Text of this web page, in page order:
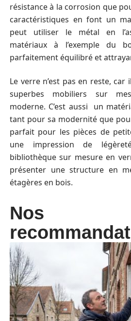
résistance à la corrosion que
caractéristiques en font un
peut utiliser le métal en
matériaux à l’exemple du
parfaitement équilibré et
Le verre n’est pas en reste,
superbes mobiliers sur
moderne. C’est aussi un
tant pour sa modernité que
parfait pour les pièces de
une impression de
bibliothèque sur mesure en
présenter une structure en
étagères en bois.
Nos